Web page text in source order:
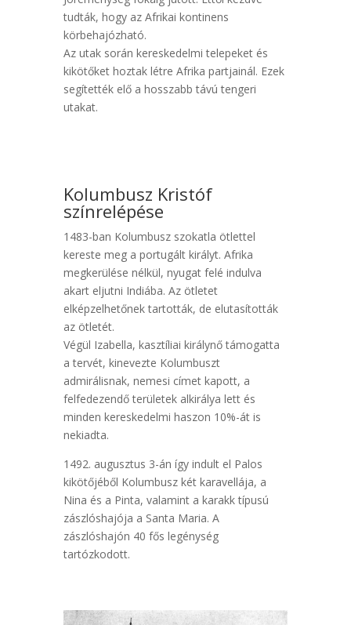
tudták, hogy az Afrikai kontinens
körbehajózható.
Az utak során kereskedelmi telepeket és
kikötőket hoztak létre Afrika partjainál. Ezek
segítették elő a hosszabb távú tengeri
utakat.
Kolumbusz Kristóf
színrelépése
1483-ban Kolumbusz szokatla ötlettel
kereste meg a portugált királyt. Afrika
megkerülése nélkül, nyugat felé indulva
akart eljutni Indiába. Az ötletet
elképzelhetőnek tartották, de elutasították
az ötletét.
Végül Izabella, kasztíliai királynő támogatta
a tervét, kinevezte Kolumbuszt
admirálisnak, nemesi címet kapott, a
felfedezendő területek alkirálya lett és
minden kereskedelmi haszon 10%-át is
nekiadta.
1492. augusztus 3-án így indult el Palos
kikötőjéből Kolumbusz két karavellája, a
Nina és a Pinta, valamint a karakk típusú
zászlóshajója a Santa Maria. A
zászlóshajón 40 fős legénység
tartózkodott.